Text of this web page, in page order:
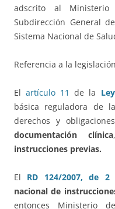
adscrito al
Subdirección General
Sistema Nacional de
Referencia a la
Elartículo 11 de la
básica reguladora de la
derechos y
documentación clínica
instrucciones previas.
El RD 124/2007, de
nacional de
entonces Ministerio